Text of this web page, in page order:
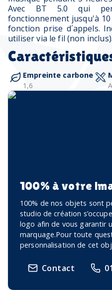
Avec BT 5.0 qui
fonctionnement jusqu'à
fonction prise d´appels.
utiliser via le fil (non
Empreinte carbone
1,6
100% à votre
100% de nos objets sont
studio de création
logo afin de vous garantir
marquage.Pour toute
personnalisation de cet
Contact